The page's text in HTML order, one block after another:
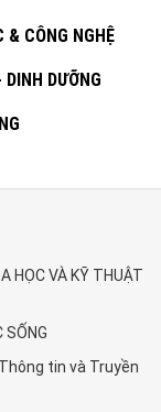
& CÔNG NGHỆ
DƯỠNG
HỌC VÀ KỸ THUẬT
SỐNG
tin và Truyền